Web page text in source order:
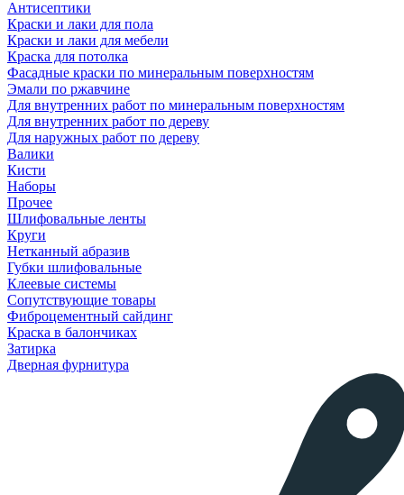
Антисептики
Краски и лаки для пола
Краски и лаки для мебели
Краска для потолка
Фасадные краски по минеральным поверхностям
Эмали по ржавчине
Для внутренних работ по минеральным поверхностям
Для внутренних работ по дереву
Для наружных работ по дереву
Валики
Кисти
Наборы
Прочее
Шлифовальные ленты
Круги
Нетканный абразив
Губки шлифовальные
Клеевые системы
Сопутствующие товары
Фиброцементный сайдинг
Краска в балончиках
Затирка
Дверная фурнитура